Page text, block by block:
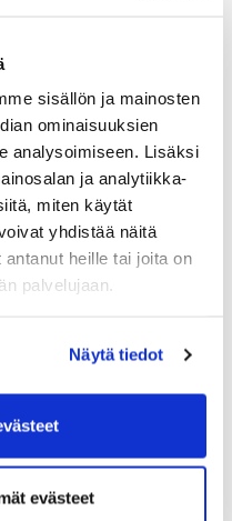
sisällön ja mainosten
ominaisuuksien
analysoimiseen. Lisäksi
ja analytiikka-
miten käytät
yhdistää näitä
heille tai joita on
palvelujaan.
Näytä tiedot
evästeet
Startti 1, jolla
koko kesäksi 2026
pelioikeus on vain
alkeiskurssin
perjantai-